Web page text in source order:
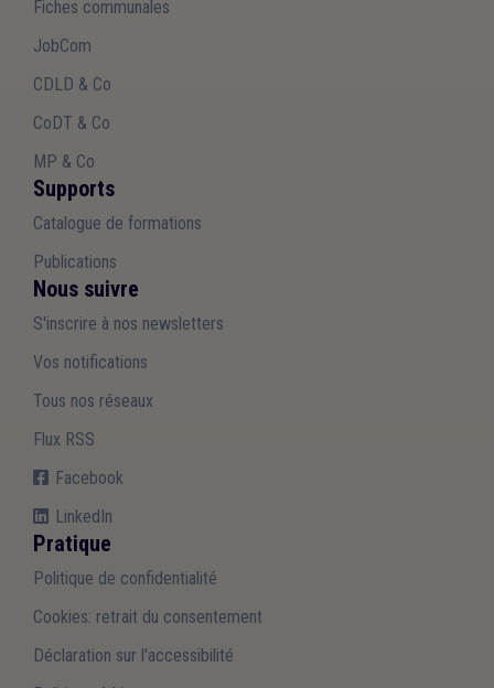
Fiches communales
JobCom
CDLD & Co
CoDT & Co
MP & Co
Supports
Catalogue de formations
Publications
Nous suivre
S'inscrire à nos newsletters
Vos notifications
Tous nos réseaux
Flux RSS
Facebook
LinkedIn
Pratique
Politique de confidentialité
Cookies: retrait du consentement
Déclaration sur l'accessibilité